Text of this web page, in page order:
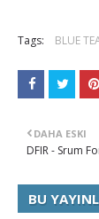
Tags: BLUE
DAHA ESKI
DFIR - Srum
BU